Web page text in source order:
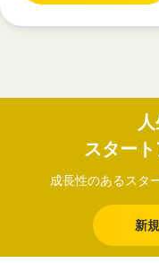
スタート
成長性のあるスタ
新